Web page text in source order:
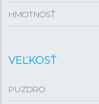
HMOTNOSŤ
VEĽKOSŤ
PUZDRO